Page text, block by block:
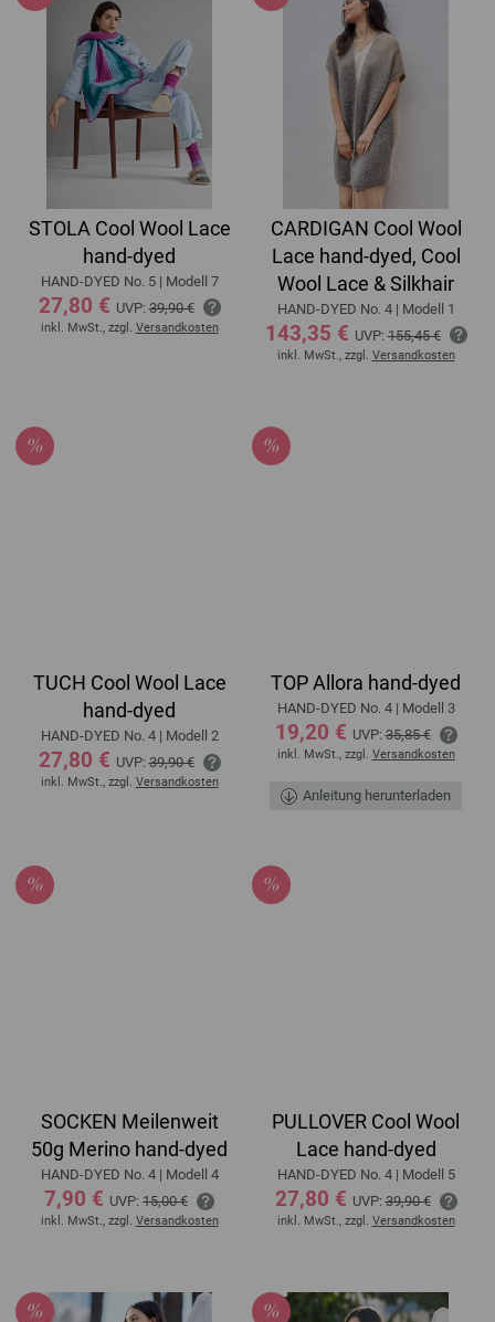
STOLA Cool Wool Lace
hand-dyed
HAND-DYED No. 5 | Modell 7
27,80 € UVP:39,90 €
inkl. MwSt., zzgl. Versandkosten
CARDIGAN Cool Wool
Lace hand-dyed, Cool
Wool Lace & Silkhair
HAND-DYED No. 4 | Modell 1
143,35 € UVP:155,45 €
inkl. MwSt., zzgl. Versandkosten
TUCH Cool Wool Lace
hand-dyed
HAND-DYED No. 4 | Modell 2
27,80 € UVP:39,90 €
inkl. MwSt., zzgl. Versandkosten
TOP Allora hand-dyed
HAND-DYED No. 4 | Modell 3
19,20 € UVP:35,85 €
inkl. MwSt., zzgl. Versandkosten
Anleitung herunterladen
SOCKEN Meilenweit
50g Merino hand-dyed
HAND-DYED No. 4 | Modell 4
7,90 € UVP: 15,00 €
inkl. MwSt., zzgl. Versandkosten
PULLOVER Cool Wool
Lace hand-dyed
HAND-DYED No. 4 | Modell 5
27,80 € UVP:39,90 €
inkl. MwSt., zzgl. Versandkosten